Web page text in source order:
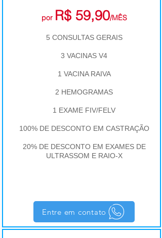
por R$ 59,90/MÊS
5 CONSULTAS GERAIS
3 VACINAS V4
1 VACINA RAIVA
2 HEMOGRAMAS
1 EXAME FIV/FELV
100% DE DESCONTO EM CASTRAÇÃO
20% DE DESCONTO EM EXAMES DE
ULTRASSOM E RAIO-X
Entre em contato